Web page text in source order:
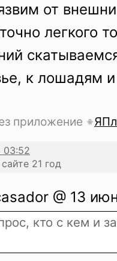
от
легкого
к лошадям
приложение
21 год
@ 13
кто с кем и